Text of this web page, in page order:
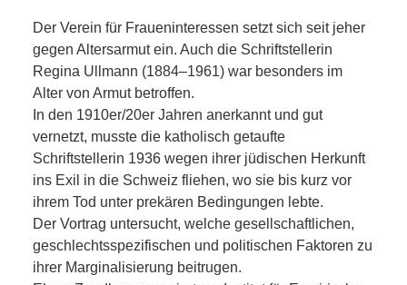
Der Verein für Fraueninteressen setzt sich seit jeher
gegen Altersarmut ein. Auch die Schriftstellerin
Regina Ullmann (1884–1961) war besonders im
Alter von Armut betroffen.
In den 1910er/20er Jahren anerkannt und gut
vernetzt, musste die katholisch getaufte
Schriftstellerin 1936 wegen ihrer jüdischen Herkunft
ins Exil in die Schweiz fliehen, wo sie bis kurz vor
ihrem Tod unter prekären Bedingungen lebte.
Der Vortrag untersucht, welche gesellschaftlichen,
geschlechtsspezifischen und politischen Faktoren zu
ihrer Marginalisierung beitrugen.